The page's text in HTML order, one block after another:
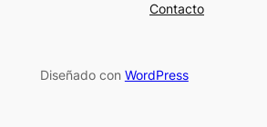
Contacto
Diseñado con WordPress